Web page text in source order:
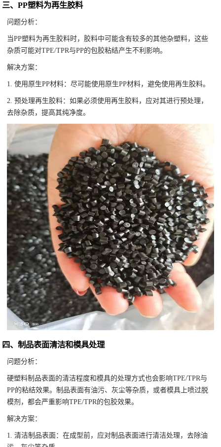
三、PP塑料为再生胶料
问题分析：
当PP塑料为再生胶料时，胶料中可能含有较多的其他杂塑料，这些
杂质可能对TPE/TPR与PP的包胶粘结产生不利影响。
解决方案：
1. 使用原生PP材料：尽可能使用原生PP材料，避免使用再生胶料。
2. 预处理再生胶料：如果必须使用再生胶料，应对其进行预处理，
去除杂质，提高其纯净度。
四、制品表面清洁和模具处理
问题分析：
硬塑料制品表面的清洁程度和模具的处理方式也会影响TPE/TPR与
PP的粘结效果。制品表面有油污、灰尘等杂质，或者模具上喷过脱
模剂，都会严重影响TPE/TPR的包胶效果。
解决方案：
1. 清洁制品表面：在成型前，应对制品表面进行清洁处理，去除油